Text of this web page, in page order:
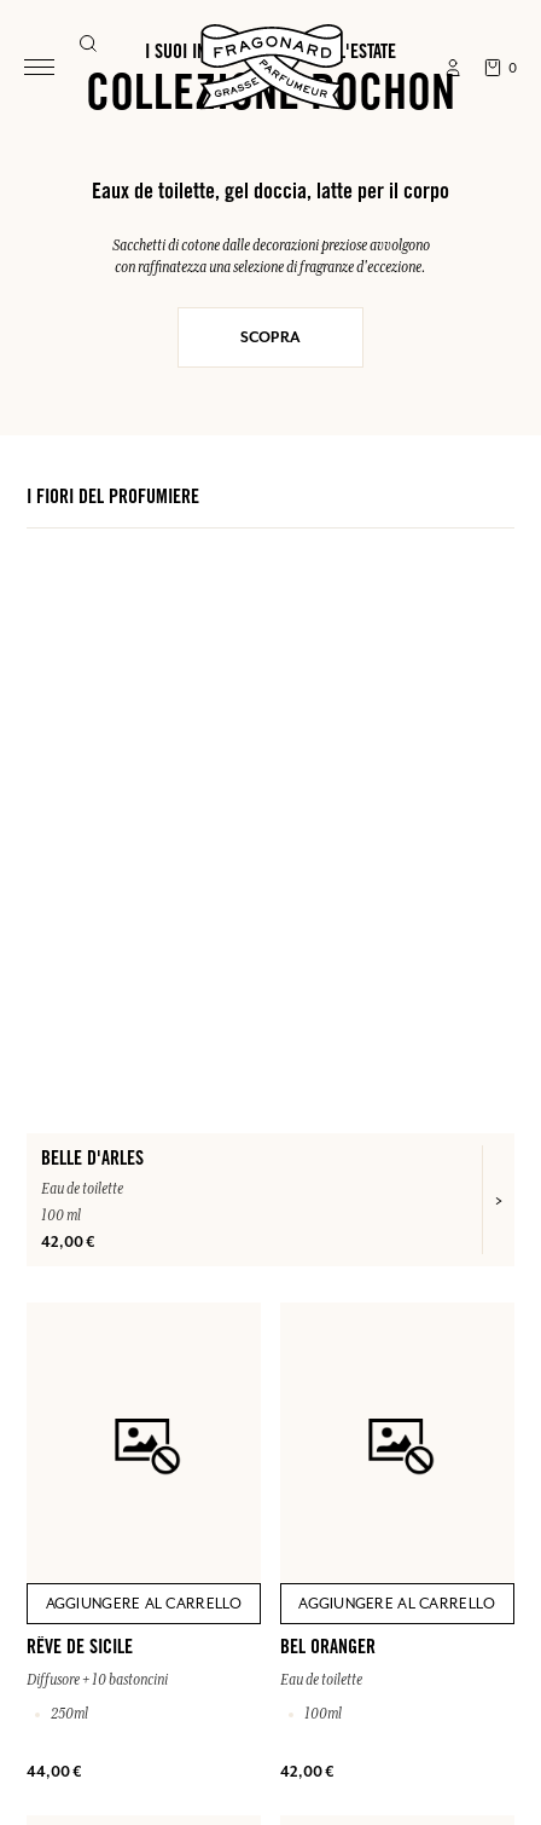
0
I SUOI INDISPENSABILI PER L'ESTATE
COLLEZIONE POCHON
Eaux de toilette, gel doccia, latte per il corpo
Sacchetti di cotone dalle decorazioni preziose avvolgono
con raffinatezza una selezione di fragranze d'eccezione.
SCOPRA
I FIORI DEL PROFUMIERE
BELLE D'ARLES
Eau de toilette
100 ml
42,00 €
AGGIUNGERE AL CARRELLO
RÊVE DE SICILE
Diffusore + 10 bastoncini
250ml
44,00 €
AGGIUNGERE AL CARRELLO
BEL ORANGER
Eau de toilette
100ml
42,00 €